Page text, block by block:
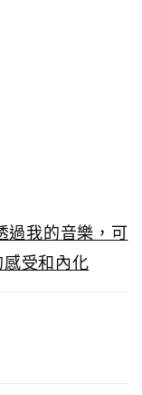
過我的音樂，可
受和內化